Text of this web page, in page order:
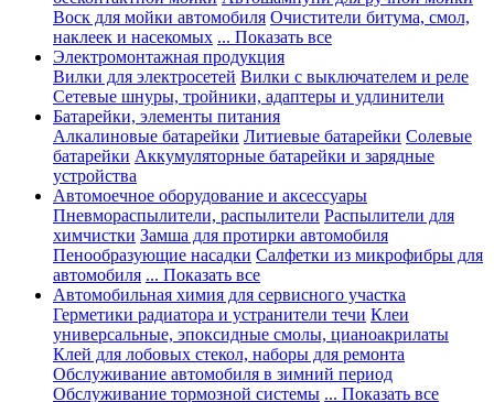
Воск для мойки автомобиля Очистители битума, смол,
наклеек и насекомых ... Показать все
Электромонтажная продукция
Вилки для электросетей Вилки с выключателем и реле
Сетевые шнуры, тройники, адаптеры и удлинители
Батарейки, элементы питания
Алкалиновые батарейки Литиевые батарейки Солевые
батарейки Аккумуляторные батарейки и зарядные
устройства
Автомоечное оборудование и аксессуары
Пневмораспылители, распылители Распылители для
химчистки Замша для протирки автомобиля
Пенообразующие насадки Салфетки из микрофибры для
автомобиля ... Показать все
Автомобильная химия для сервисного участка
Герметики радиатора и устранители течи Клеи
универсальные, эпоксидные смолы, цианоакрилаты
Клей для лобовых стекол, наборы для ремонта
Обслуживание автомобиля в зимний период
Обслуживание тормозной системы ... Показать все